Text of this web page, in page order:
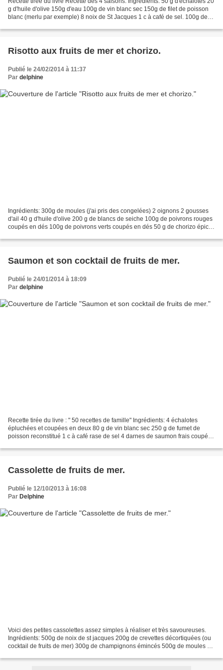
g d'huile d'olive 150g d'eau 100g de vin blanc sec 150g de filet de poisson
blanc (merlu par exemple) 8 noix de St Jacques 1 c à café de sel. 100g de
Risotto aux fruits de mer et chorizo.
Publié le 24/02/2014 à 11:37
Par delphine
Ingrédients: 300g de moules (j'ai pris des congelées) 2 oignons 2 gousses
d'ail 40 g d'huile d'olive 200 g de blancs de seiche 100g de poivrons rouges
coupés en dés 100g de poivrons verts coupés en dés 50 g de chorizo épicé,
Saumon et son cocktail de fruits de mer.
Publié le 24/01/2014 à 18:09
Par delphine
Recette tirée du livre : " 50 recettes de famille" Ingrédients: 4 échalotes
épluchées et coupées en deux 80 g de vin blanc sec 250 g de fumet de
poisson reconstitué 1 c à café rase de sel 4 darnes de saumon frais coupées
Cassolette de fruits de mer.
Publié le 12/10/2013 à 16:08
Par Delphine
Voici des petites cassolettes assez simples à réaliser et très savoureuses.
Ingrédients: 500g de noix de st jacques 200g de crevettes décortiquées (ou
cocktail de fruits de mer) 300g de champignons émincés 500g de moules dé